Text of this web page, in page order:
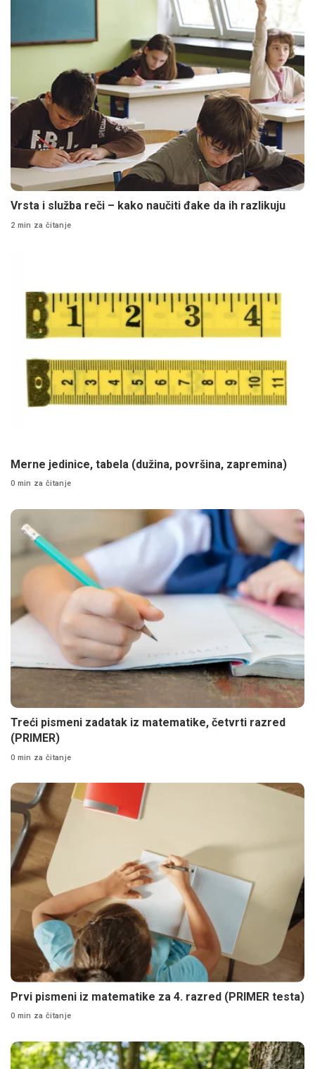
Vrsta i služba reči – kako naučiti đake da ih razlikuju
2 min za čitanje
Merne jedinice, tabela (dužina, površina, zapremina)
0 min za čitanje
Treći pismeni zadatak iz matematike, četvrti razred
(PRIMER)
0 min za čitanje
Prvi pismeni iz matematike za 4. razred (PRIMER testa)
0 min za čitanje